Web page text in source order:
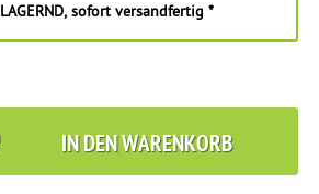
LAGERND, sofort versandfertig *
IN DEN WARENKORB